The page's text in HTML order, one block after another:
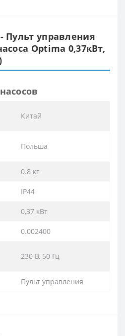
Пульт управления
Optima 0,37кВт,
Китай
Польша
0.8 кг
IP44
0,37 кВт
0.002400
230 B, 50 Гц
Пульт управления